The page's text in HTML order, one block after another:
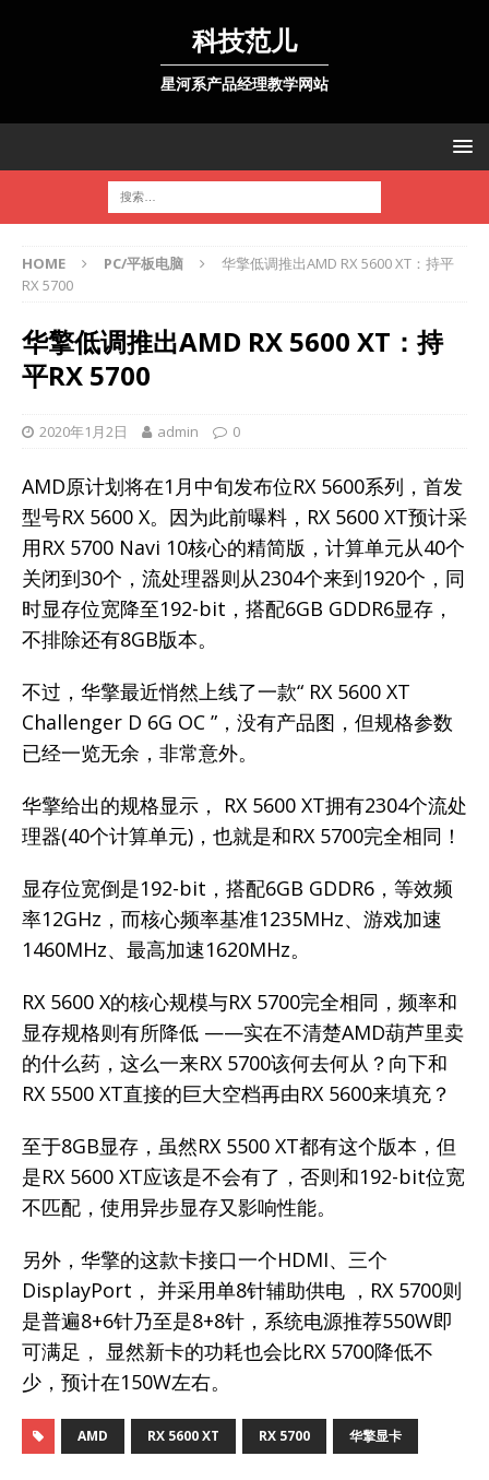
科技范儿
星河系产品经理教学网站
HOME PC/平板电脑
华擎低调推出AMD RX 5600 XT：持平
RX 5700
华擎低调推出AMD RX 5600 XT：持
平RX 5700
2020年1月2日 admin 0
AMD原计划将在1月中旬发布位RX 5600系列，首发
型号RX 5600 X。因为此前曝料，RX 5600 XT预计采
用RX 5700 Navi 10核心的精简版，计算单元从40个
关闭到30个，流处理器则从2304个来到1920个，同
时显存位宽降至192-bit，搭配6GB GDDR6显存，
不排除还有8GB版本。
不过，华擎最近悄然上线了一款“ RX 5600 XT
Challenger D 6G OC ”，没有产品图，但规格参数
已经一览无余，非常意外。
华擎给出的规格显示， RX 5600 XT拥有2304个流处
理器(40个计算单元)，也就是和RX 5700完全相同！
显存位宽倒是192-bit，搭配6GB GDDR6，等效频
率12GHz，而核心频率基准1235MHz、游戏加速
1460MHz、最高加速1620MHz。
RX 5600 X的核心规模与RX 5700完全相同，频率和
显存规格则有所降低 ——实在不清楚AMD葫芦里卖
的什么药，这么一来RX 5700该何去何从？向下和
RX 5500 XT直接的巨大空档再由RX 5600来填充？
至于8GB显存，虽然RX 5500 XT都有这个版本，但
是RX 5600 XT应该是不会有了，否则和192-bit位宽
不匹配，使用异步显存又影响性能。
另外，华擎的这款卡接口一个HDMI、三个
DisplayPort， 并采用单8针辅助供电 ，RX 5700则
是普遍8+6针乃至是8+8针，系统电源推荐550W即
可满足， 显然新卡的功耗也会比RX 5700降低不
少，预计在150W左右。
AMD RX 5600 XT RX 5700 华擎显卡